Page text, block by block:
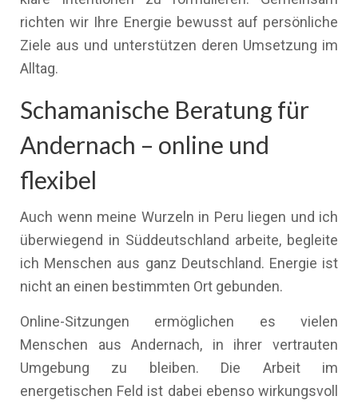
richten wir Ihre Energie bewusst auf persönliche
Ziele aus und unterstützen deren Umsetzung im
Alltag.
Schamanische Beratung für
Andernach – online und
flexibel
Auch wenn meine Wurzeln in Peru liegen und ich
überwiegend in Süddeutschland arbeite, begleite
ich Menschen aus ganz Deutschland. Energie ist
nicht an einen bestimmten Ort gebunden.
Online-Sitzungen ermöglichen es vielen
Menschen aus Andernach, in ihrer vertrauten
Umgebung zu bleiben. Die Arbeit im
energetischen Feld ist dabei ebenso wirkungsvoll